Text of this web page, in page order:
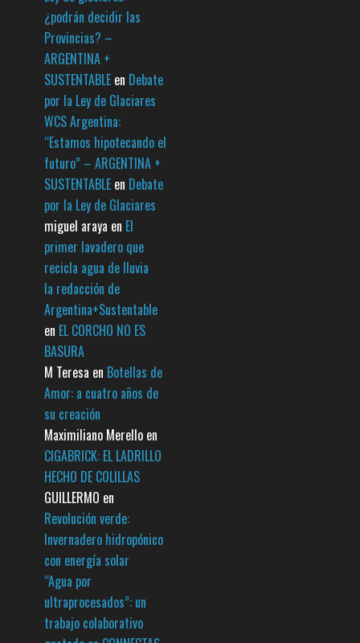
¿podrán decidir las
Provincias? –
ARGENTINA +
SUSTENTABLE en Debate
por la Ley de Glaciares
WCS Argentina:
“Estamos hipotecando el
futuro” – ARGENTINA +
SUSTENTABLE en Debate
por la Ley de Glaciares
miguel araya en El
primer lavadero que
recicla agua de lluvia
la redacción de
Argentina+Sustentable
en EL CORCHO NO ES
BASURA
M Teresa en Botellas de
Amor: a cuatro años de
su creación
Maximiliano Merello en
CIGABRICK: EL LADRILLO
HECHO DE COLILLAS
GUILLERMO en
Revolución verde:
Invernadero hidropónico
con energía solar
“Agua por
ultraprocesados”: un
trabajo colaborativo